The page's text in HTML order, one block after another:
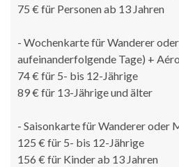
75 € für Personen ab 13 Jahren
- Wochenkarte für Wanderer
aufeinanderfolgende Tage) +
74 € für 5- bis 12-Jährige
89 € für 13-Jährige und älter
- Saisonkarte für Wanderer oder
125 € für 5- bis 12-Jährige
156 € für Kinder ab 13 Jahren